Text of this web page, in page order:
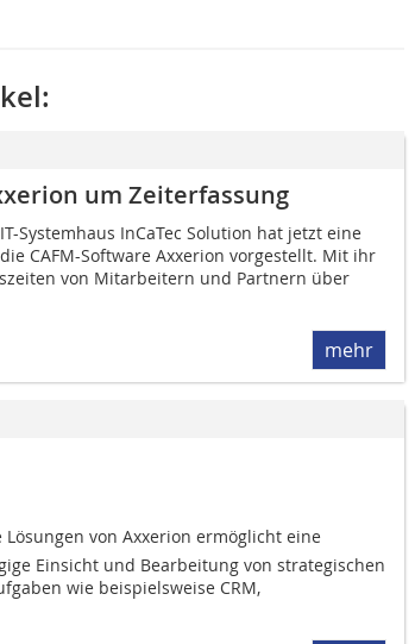
um Zeiterfassung
Systemhaus InCaTec Solution hat jetzt eine
CAFM-Software Axxerion vorgestellt. Mit ihr
von Mitarbeitern und Partnern über
mehr
Lösungen von Axxerion ermöglicht eine
Einsicht und Bearbeitung von strategischen
wie beispielsweise CRM,